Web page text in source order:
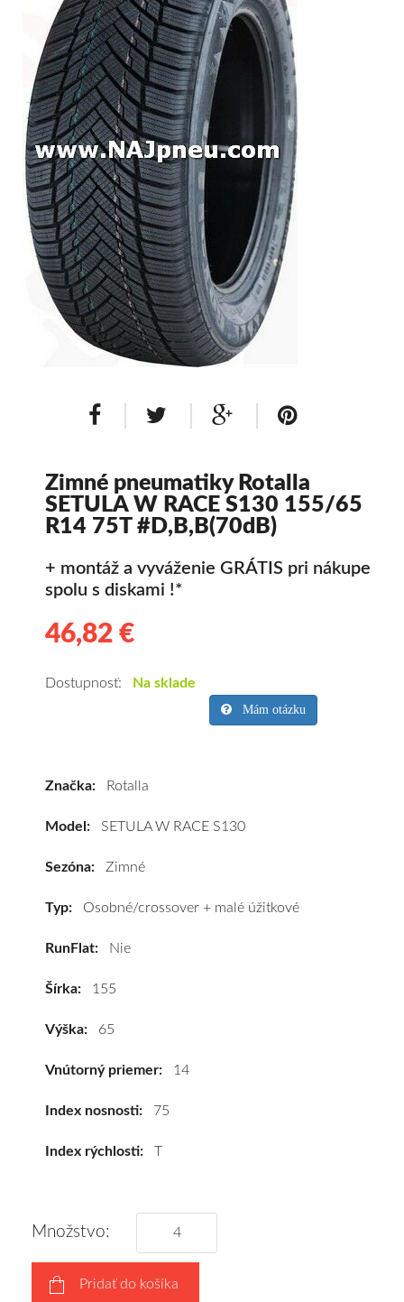
Dodávkové + malé úžitkové
Celoročné pneumatiky
Osobné/crossover + malé úžitkové
SUV/crossover + OFFRoad-ové
Dodávkové + malé úžitkové
Disky
Hliníkové / ALU disky / Elektróny
Plechové
Zimné pneumatiky Rotalla
SETULA W RACE S130 155/65
R14 75T #D,B,B(70dB)
+ montáž a vyváženie GRÁTIS pri nákupe
spolu s diskami !*
46,82 €
pneumatiky
SETULA
S130
R14
tomu
pneumatiky
vášho
výberu
Dostupnosť: Na sklade
Mám otázku
Značka: Rotalla
Model: SETULA W RACE S130
Sezóna: Zimné
Typ: Osobné/crossover + malé úžitkové
RunFlat: Nie
Šírka: 155
Výška: 65
Vnútorný priemer: 14
Index nosnosti: 75
Index rýchlosti: T
Množstvo:
Pridať do košíka